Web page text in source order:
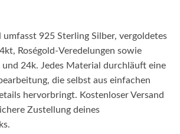
925 Sterling Silber, vergoldetes
Roségold-Veredelungen sowie
und 24k. Jedes Material durchläuft eine
die selbst aus einfachen
hervorbringt. Kostenloser Versand
Zustellung deines